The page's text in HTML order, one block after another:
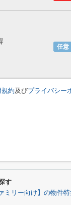
任意
約及びプライバシー
す
ミリー向け】の物件